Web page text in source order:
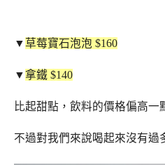
▼草莓寶石泡泡 $160
▼拿鐵 $140
比起甜點，飲料的價格偏高一
不過對我們來說喝起來沒有過